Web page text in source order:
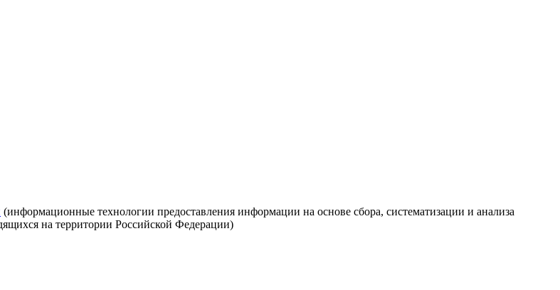
(информационные технологии предоставления информации на основе сбора, систематизации и анализа
на территории Российской Федерации)